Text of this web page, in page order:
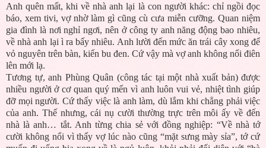
Anh quên mất, khi về nhà anh lại là con người khác: chỉ ngồi đọc
báo, xem tivi, vợ nhờ làm gì cũng cù cưa miễn cưỡng. Quan niệm
gia đình là nơi nghỉ ngơi, nên ở công ty anh năng động bao nhiêu,
về nhà anh lại ì ra bấy nhiêu. Anh lười đến mức ăn trái cây xong để
vỏ nguyên trên bàn, kiến bu đen. Cứ vậy mà vợ anh không nổi điên
lên mới lạ.
Tương tự, anh Phùng Quân (công tác tại một nhà xuất bản) được
nhiều người ở cơ quan quý mến vì anh luôn vui vẻ, nhiệt tình giúp
đỡ mọi người. Cứ thấy việc là anh làm, dù lắm khi chẳng phải việc
của anh. Thế nhưng, cái nụ cười thường trực trên môi ấy về đến
nhà là anh… tắt. Anh từng chia sẻ với đồng nghiệp: “Về nhà tớ
cười không nổi vì thấy vợ lúc nào cũng “mặt sưng mày sỉa”, tớ cứ